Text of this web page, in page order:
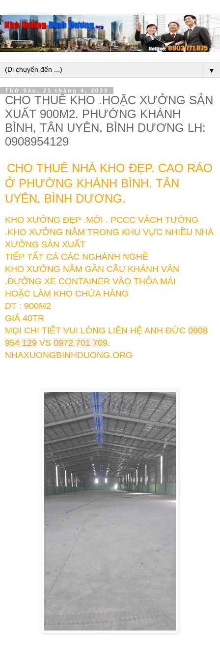
▼
Thứ Sáu, 21 tháng 4, 2023
CHO THUÊ KHO .HOẶC XƯỞNG SẢN
XUẤT 900M2. PHƯỜNG KHÁNH
BÌNH, TÂN UYÊN, BÌNH DƯƠNG LH:
0908954129
CHO THUÊ NHÀ KHO ĐẸP. CAO RÁO
Ở PHƯỜNG KHÁNH BÌNH. TÂN
UYÊN. BÌNH DƯƠNG.
KHO XƯỞNG ĐẸP .MỚI . PCCC VÁCH TƯỜNG
.KHO XƯỞNG NẰM TRONG KHU VỰC NHIỀU NHÀ
XƯỞNG SẢN XUẤT
TIẾP TẤT CẢ CÁC NGHÀNH NGHỀ
KHO XƯỞNG NẰM GẦN CẦU KHÁNH VÂN
.ĐƯỜNG XE CONTAINER VÀO THỎA MÁI
HOẶC LÀM KHO CHỨA HÀNG
DT : 900M2
GIÁ 40TR
MỌI CHI TIẾT VUI LÒNG LIÊN HỆ ANH ĐỨC 0908
954 129 VS 0972 701 709.
NHAXUONGBINHDUONG.ORG